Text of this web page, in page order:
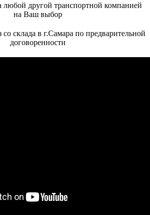
любой другой транспортной компанией
на Ваш выбор
склада в г.Самара по предварительной
договоренности